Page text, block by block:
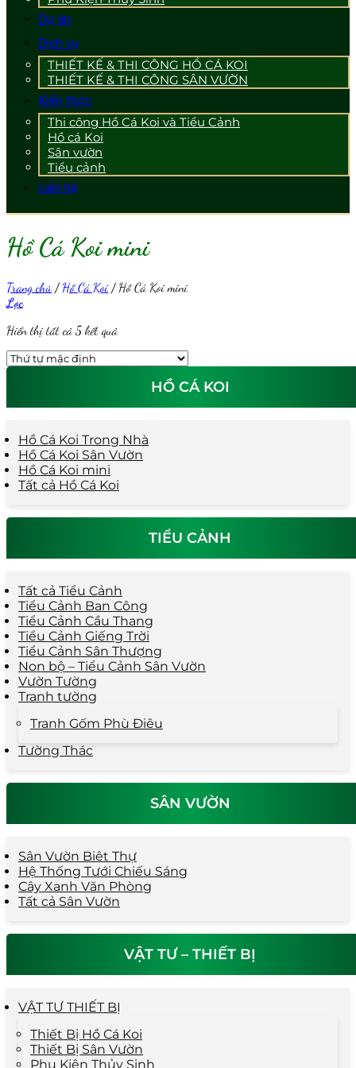
Dự án
Dịch vụ
THIẾT KẾ & THI CÔNG HỒ CÁ KOI
THIẾT KẾ & THI CÔNG SÂN VƯỜN
Kiến thức
Thi công Hồ Cá Koi và Tiểu Cảnh
Hồ cá Koi
Sân vườn
Tiểu cảnh
Liên hệ
Hồ Cá Koi mini
Trang chủ / Hồ Cá Koi /Hồ Cá Koi mini
Lọc
Hiển thị tất cả 5 kết quả
HỒ CÁ KOI
Hồ Cá Koi Trong Nhà
Hồ Cá Koi Sân Vườn
Hồ Cá Koi mini
Tất cả Hồ Cá Koi
TIỂU CẢNH
Tất cả Tiểu Cảnh
Tiểu Cảnh Ban Công
Tiểu Cảnh Cầu Thang
Tiểu Cảnh Giếng Trời
Tiểu Cảnh Sân Thượng
Non bộ – Tiểu Cảnh Sân Vườn
Vườn Tường
Tranh tường
Tranh Gốm Phù Điêu
Tường Thác
SÂN VƯỜN
Sân Vườn Biêt Thự
Hệ Thống Tưới Chiếu Sáng
Cây Xanh Văn Phòng
Tất cả Sân Vườn
VẬT TƯ – THIẾT BỊ
VẬT TƯ THIẾT BỊ
Thiết Bị Hồ Cá Koi
Thiết Bị Sân Vườn
Phụ Kiện Thủy Sinh